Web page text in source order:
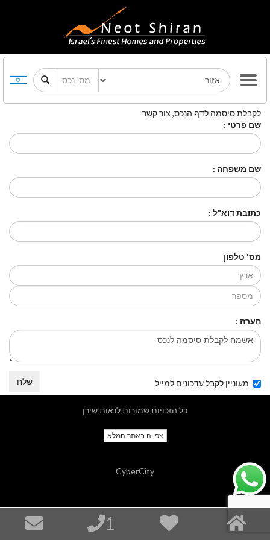
לקבלת סיסמה לדף הנכס, צור קשר
שם פרטי :
שם משפחה :
כתובת דוא"ל :
מס' טלפון
הערה :
מעוניין לקבל עדכונים למייל שלח
1
כל הזכויות שמורות לנאות שירן
צפייה באתר המלא
CyberCity